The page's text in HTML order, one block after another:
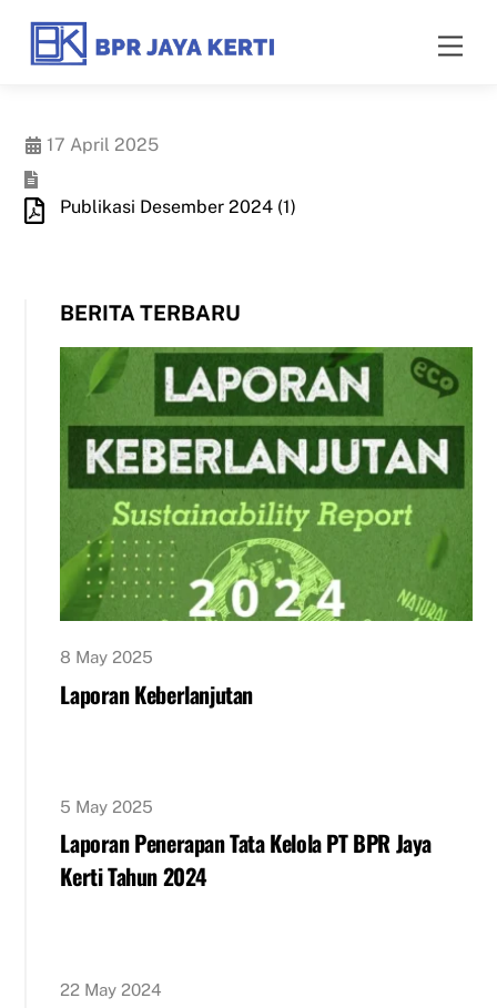
content
17 April 2025
Publikasi Desember 2024 (1)
BERITA TERBARU
8 May 2025
Laporan Keberlanjutan
5 May 2025
Laporan Penerapan Tata Kelola PT BPR Jaya
Kerti Tahun 2024
22 May 2024